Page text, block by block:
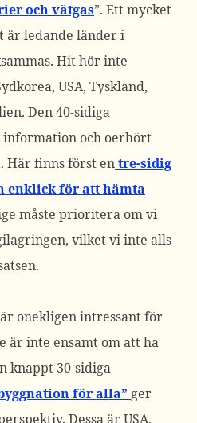
och vätgas”. Ett mycket
är ledande länder i
Hit hör inte
USA, Tyskland,
Den 40-sidiga
och oerhört
Här finns först entre-sidig
enklick för att hämta
måste prioritera om vi
vilket vi inte alls
onekligen intressant för
är inte ensamt om att ha
knappt 30-sidiga
för alla” ger
Dessa är USA,